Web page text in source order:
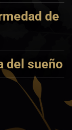
de
del sueño